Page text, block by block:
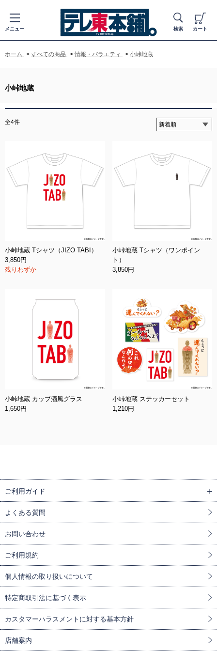
メニュー 検索 カート
ホーム > すべての商品 >情報・バラエティ > 小峠地蔵
小峠地蔵
全4件
小峠地蔵 Tシャツ（JIZO TABI）
3,850円
残りわずか
小峠地蔵 Tシャツ（ワンポイン
ト）
3,850円
小峠地蔵 カップ酒風グラス
1,650円
小峠地蔵 ステッカーセット
1,210円
ご利用ガイド
よくある質問
お問い合わせ
ご利用規約
個人情報の取り扱いについて
特定商取引法に基づく表示
カスタマーハラスメントに対する基本方針
店舗案内